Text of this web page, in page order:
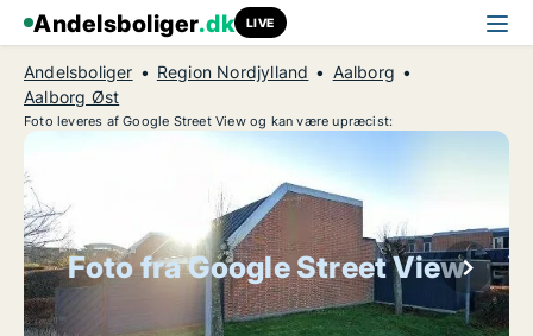
Andelsboliger.dk LIVE
Andelsboliger Region Nordjylland
Aalborg
Aalborg Øst
Foto leveres af Google Street View og kan være upræcist:
Foto fra Google Street View